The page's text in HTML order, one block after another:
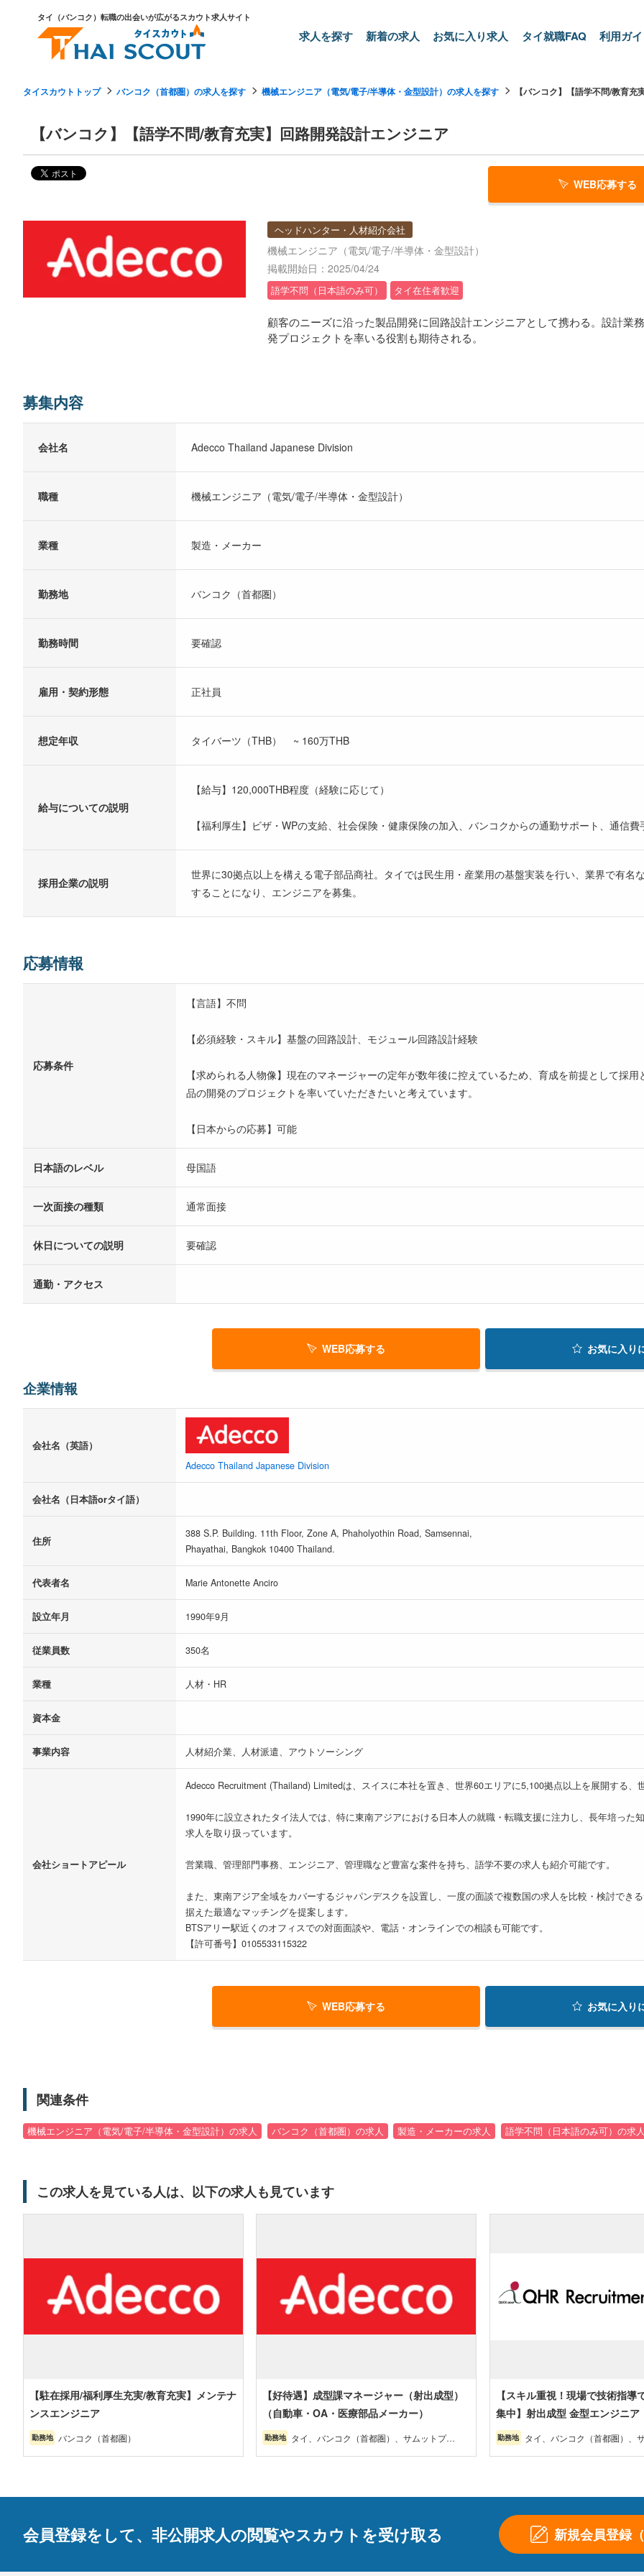
タイ（バンコク）転職の出会いが広がるスカウト求人サイト
求人を探す 新着の求人 お気に入り求人 タイ就職FAQ 利用ガ
タイスカウトトップ バンコク（首都圏）の求人を探す 機械エンジニア（電気/電子/半導体・金型設計）の求人を探す 【バンコク】【語学不問/教育充
【バンコク】【語学不問/教育充実】回路開発設計エンジニア
WEB応募する
ヘッドハンター・人材紹介会社
機械エンジニア（電気/電子/半導体・金型設計）
掲載開始日：2025/04/24
語学不問（日本語のみ可） タイ在住者歓迎
顧客のニーズに沿った製品開発に回路設計エンジニアとして携わる。設計
発プロジェクトを率いる役割も期待される。
募集内容
会社名 Adecco Thailand Japanese Division
職種 機械エンジニア（電気/電子/半導体・金型設計）
業種 製造・メーカー
勤務地 バンコク（首都圏）
勤務時間 要確認
雇用・契約形態 正社員
想定年収 タイバーツ（THB） ~ 160万THB
給与についての説明
【給与】120,000THB程度（経験に応じて）
【福利厚生】ビザ・WPの支給、社会保険・健康保険の加入、バンコクからの通勤サポート、通信
採用企業の説明
世界に30拠点以上を構える電子部品商社。タイでは民生用・産業用の基盤実装を行い、業界で有
することになり、エンジニアを募集。
応募情報
応募条件
【言語】不問
【必須経験・スキル】基盤の回路設計、モジュール回路設計経験
【求められる人物像】現在のマネージャーの定年が数年後に控えているため、育成を前提として採
品の開発のプロジェクトを率いていただきたいと考えています。
【日本からの応募】可能
日本語のレベル 母国語
一次面接の種類 通常面接
休日についての説明 要確認
通勤・アクセス
WEB応募する お気に入り
企業情報
会社名（英語）
Adecco Thailand Japanese Division
会社名（日本語orタイ語）
住所
388 S.P. Building. 11th Floor, Zone A, Phaholyothin Road, Samsennai,
Phayathai, Bangkok 10400 Thailand.
代表者名 Marie Antonette Anciro
設立年月 1990年9月
従業員数 350名
業種 人材・HR
資本金
事業内容 人材紹介業、人材派遣、アウトソーシング
会社ショートアピール
Adecco Recruitment (Thailand) Limitedは、スイスに本社を置き、世界60エリアに5,100拠点以上を展開する
1990年に設立されたタイ法人では、特に東南アジアにおける日本人の就職・転職支援に注力し、長年培っ
求人を取り扱っています。
営業職、管理部門事務、エンジニア、管理職など豊富な案件を持ち、語学不要の求人も紹介可能です。
また、東南アジア全域をカバーするジャパンデスクを設置し、一度の面談で複数国の求人を比較・検討でき
据えた最適なマッチングを提案します。
BTSアリー駅近くのオフィスでの対面面談や、電話・オンラインでの相談も可能です。
【許可番号】0105533115322
WEB応募する お気に入り
関連条件
機械エンジニア（電気/電子/半導体・金型設計）の求人 バンコク（首都圏）の求人 製造・メーカーの求人 語学不問（日本語のみ可）の求
この求人を見ている人は、以下の求人も見ています
【駐在採用/福利厚生充実/教育充実】メンテナ
ンスエンジニア
勤務地 バンコク（首都圏）
【好待遇】成型課マネージャー（射出成型）
（自動車・OA・医療部品メーカー）
勤務地 タイ、バンコク（首都圏）、サムットプラ
【スキル重視！現場で技術指導
集中】射出成型 金型エンジニア
勤務地
タイ、バンコク（首都圏）、
会員登録をして、非公開求人の閲覧やスカウトを受け取る 新規会員登録